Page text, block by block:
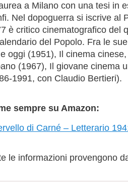
a Milano con una tesi in
Nel dopoguerra si iscrive al
è critico cinematografico del
del Popolo. Fra le
oggi (1951), Il cinema
(1967), Il giovane cinema
1991, con Claudio Bertieri).
sempre su Amazon:
di Carné – Letterario
le informazioni provengono